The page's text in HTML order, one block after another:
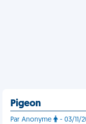
Pigeon
Par Anonyme - 03/11/